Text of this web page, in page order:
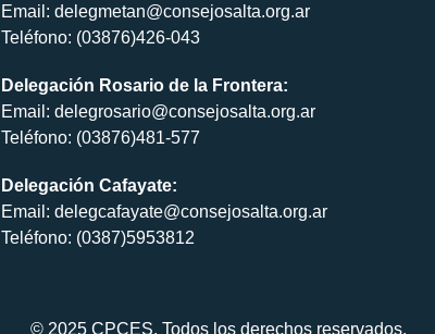
Email: delegmetan@consejosalta.org.ar
Teléfono: (03876)426-043
Delegación Rosario de la Frontera:
Email: delegrosario@consejosalta.org.ar
Teléfono: (03876)481-577
Delegación Cafayate:
Email: delegcafayate@consejosalta.org.ar
Teléfono: (0387)5953812
© 2025 CPCES. Todos los derechos reservados.